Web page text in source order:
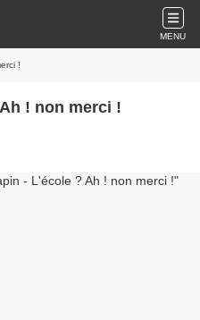
MENU
!
! non merci !